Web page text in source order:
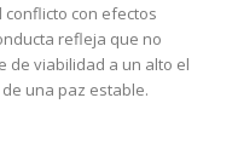
con efectos
refleja que no
de viabilidad a un alto el
una paz estable.